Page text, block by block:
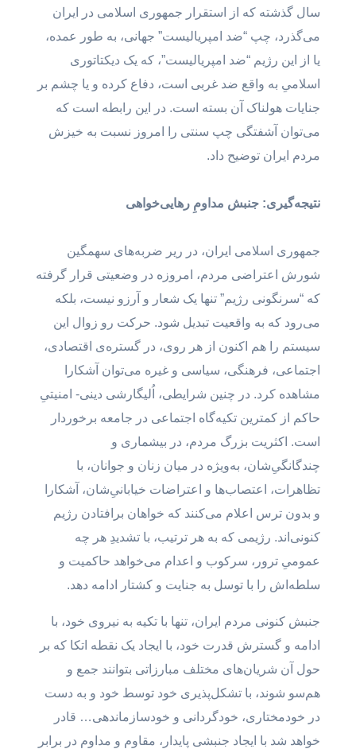
سال گذشته که از استقرار جمهوری اسلامی در ایران
می‌‍‌گذرد، چپ “ضد امپریالیست” جهانی، به طور عمده،
یا از این رژیم “ضد امپریالیست”، که یک دیکتاتوری
اسلامیِ به واقع ضد غربی است، دفاع کرده و یا چشم بر
جنایات هولناک آن بسته است. در این رابطه است که
می‌توان آشفتگی چپ سنتی را امروز نسبت به خیزش
مردم ایران توضیح داد.
نتیجه‌گیری: جنبش مداومِ رهایی‌خواهی
جمهوری اسلامی ایران، در ریر ضربه‌های سهمگین
شورش اعتراضی مردم، امروزه در وضعیتی قرار گرفته
که “سرنگونی رژیم” تنها یک شعار و آرزو نیست، بلکه
می‌رود که به واقعیت تبدیل شود. حرکت رو زوال این
سیستم را هم اکنون از هر روی، در گستره‌ی اقتصادی،
اجتماعی، فرهنگی، سیاسی و غیره می‌توان آشکارا
مشاهده کرد. در چنین شرایطی، اُلیگارشی دینی- امنیتیِ
حاکم از کمترین تکیه‌گاه اجتماعی در جامعه برخوردار
است. اکثریت بزرگ مردم، در بیشماری و
چندگانگیِ‌شان، به‌ویژه در میان زنان و جوانان، با
تظاهرات، اعتصاب‌ها و اعتراضات خیابانیِ‌شان، آشکارا
و بدون ترس اعلام می‌کنند که خواهان برافتادن رژیم
کنونی‌اند. رژیمی که به هر ترتیب، با تشدیدِ هر چه
عمومیِ ترور، سرکوب و اعدام می‌خواهد حاکمیت‌ و
سلطه‌اش را با توسل به جنایت و کشتار ادامه دهد.
جنبش کنونی مردم ایران، تنها با تکیه به نیروی خود، با
ادامه و گسترش قدرت خود، با ایجاد یک نقطه اتکا که بر
حول آن شریان‌های مختلف مبارزاتی بتوانند جمع و
هم‌سو شوند، با تشکل‌پذیری خود توسط خود و به دست
در خودمختاری، خودگردانی و خودسازماندهی… قادر
خواهد شد با ایجاد جنبشی پایدار، مقاوم و مداوم در برابر